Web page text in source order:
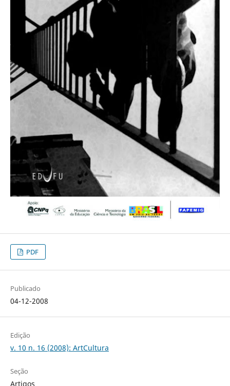
PDF
Publicado
04-12-2008
Edição
v. 10 n. 16 (2008): ArtCultura
Seção
Artigos